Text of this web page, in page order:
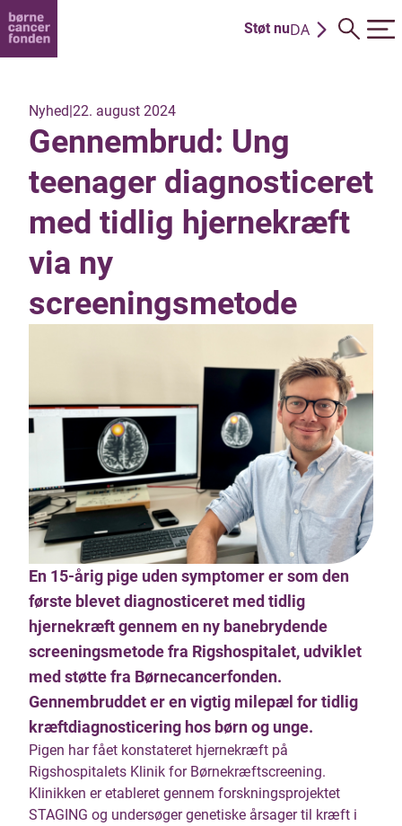
Støt nuDA
Nyhed|22. august 2024
Gennembrud: Ung
teenager diagnosticeret
med tidlig hjernekræft
via ny
screeningsmetode
En 15-årig pige uden symptomer er som den
første blevet diagnosticeret med tidlig
hjernekræft gennem en ny banebrydende
screeningsmetode fra Rigshospitalet, udviklet
med støtte fra Børnecancerfonden.
Gennembruddet er en vigtig milepæl for tidlig
kræftdiagnosticering hos børn og unge.
Pigen har fået konstateret hjernekræft på
Rigshospitalets Klinik for Børnekræftscreening.
Klinikken er etableret gennem forskningsprojektet
STAGING og undersøger genetiske årsager til kræft i